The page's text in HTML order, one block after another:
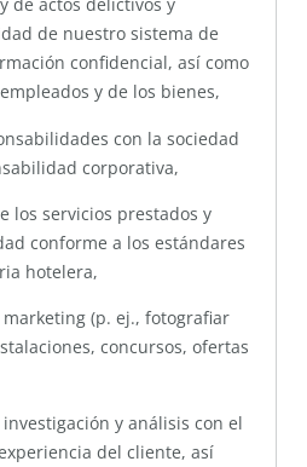
de nuestro sistema de
confidencial, así como
y de los bienes,
con la sociedad
corporativa,
los servicios prestados y
conforme a los estándares
hotelera,
(p. ej., fotografiar
concursos, ofertas
y análisis con el
del cliente, así